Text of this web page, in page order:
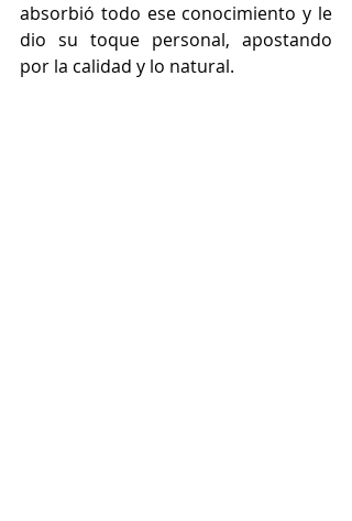
absorbió todo ese conocimiento y le
dio su toque personal, apostando
por la calidad y lo natural.